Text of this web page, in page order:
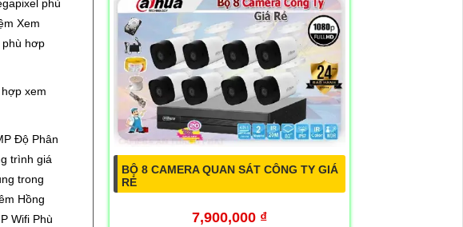
phù
Xem
phù hơp
xem
Độ Phân
trình giá
trong
Hồng
Wifi Phù
BỘ 8 CAMERA QUAN SÁT CÔNG TY GIÁ
RẺ
7,900,000 ₫